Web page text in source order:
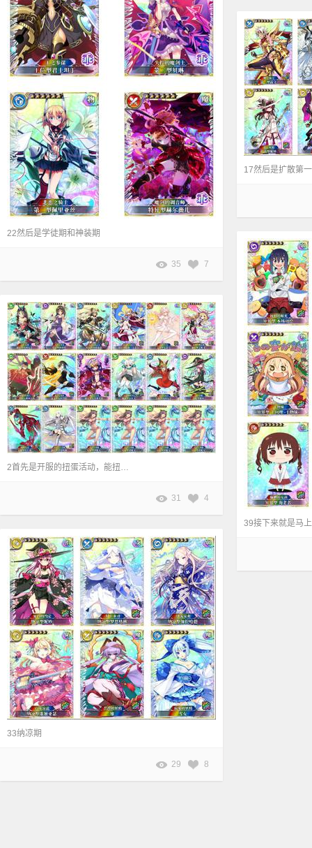
22然后是学徒期和神装期
35 7
2首先是开服的扭蛋活动，能扭到蛆娘哦,开服的14张，再加上4职业蛆娘，一共18张卡
31 4
33纳凉期
29 8